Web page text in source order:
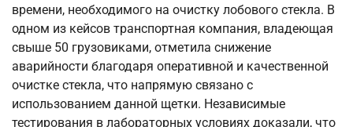
времени, необходимого на очистку лобового стекла. В
одном из кейсов транспортная компания, владеющая
свыше 50 грузовиками, отметила снижение
аварийности благодаря оперативной и качественной
очистке стекла, что напрямую связано с
использованием данной щетки. Независимые
тестирования в лабораторных условиях доказали, что